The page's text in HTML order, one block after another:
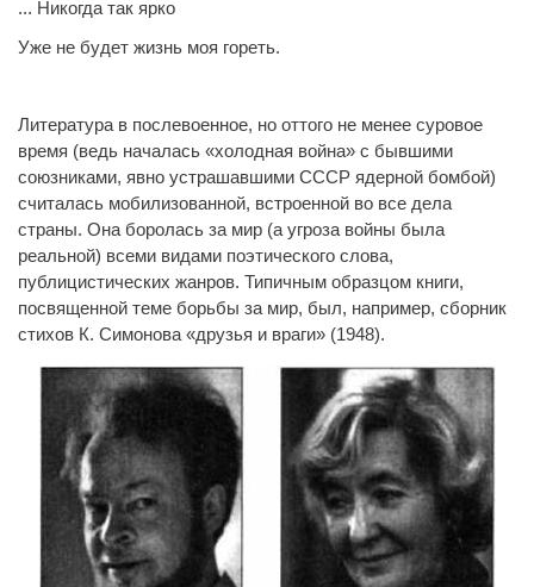
... Никогда так ярко
Уже не будет жизнь моя гореть.
Литература в послевоенное, но оттого не менее суровое
время (ведь началась «холодная война» с бывшими
союзниками, явно устрашавшими СССР ядерной бомбой)
считалась мобилизованной, встроенной во все дела
страны. Она боролась за мир (а угроза войны была
реальной) всеми видами поэтического слова,
публицистических жанров. Типичным образцом книги,
посвященной теме борьбы за мир, был, например, сборник
стихов К. Симонова «друзья и враги» (1948).